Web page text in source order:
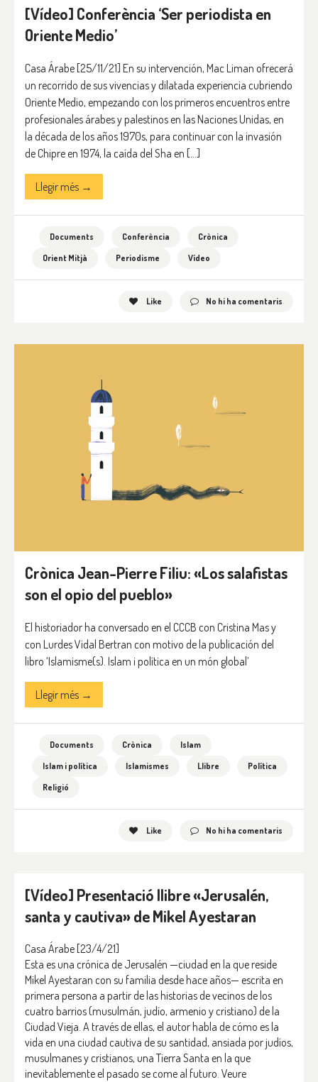
[Vídeo] Conferència ‘Ser periodista en
Oriente Medio’
Casa Árabe [25/11/21] En su intervención, Mac Liman ofrecerá
un recorrido de sus vivencias y dilatada experiencia cubriendo
Oriente Medio, empezando con los primeros encuentros entre
profesionales árabes y palestinos en las Naciones Unidas, en
la década de los años 1970s, para continuar con la invasión
de Chipre en 1974, la caída del Sha en […]
Llegir més →
Documents Conferència
Crònica
Orient Mitjà
Periodisme Vídeo
Like No hi ha comentaris
Crònica Jean-Pierre Filiu: «Los salafistas
son el opio del pueblo»
El historiador ha conversado en el CCCB con Cristina Mas y
con Lurdes Vidal Bertran con motivo de la publicación del
libro ‘Islamisme(s). Islam i política en un món global’
Llegir més →
Documents Crònica
Islam
Islam i política
Islamismes Llibre
Política
Religió
Like No hi ha comentaris
[Vídeo] Presentació llibre «Jerusalén,
santa y cautiva» de Mikel Ayestaran
Casa Árabe [23/4/21]
Esta es una crónica de Jerusalén —ciudad en la que reside
Mikel Ayestaran con su familia desde hace años— escrita en
primera persona a partir de las historias de vecinos de los
cuatro barrios (musulmán, judío, armenio y cristiano) de la
Ciudad Vieja. A través de ellas, el autor habla de cómo es la
vida en una ciudad cautiva de su santidad, ansiada por judíos,
musulmanes y cristianos, una Tierra Santa en la que
inevitablemente el pasado se come al futuro. Veure